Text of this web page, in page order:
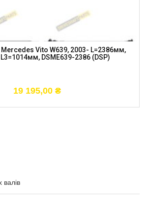
валів
Vito W639, 2003- L=2386мм,
DSME639-2386 (DSP)
19 195,00 ₴